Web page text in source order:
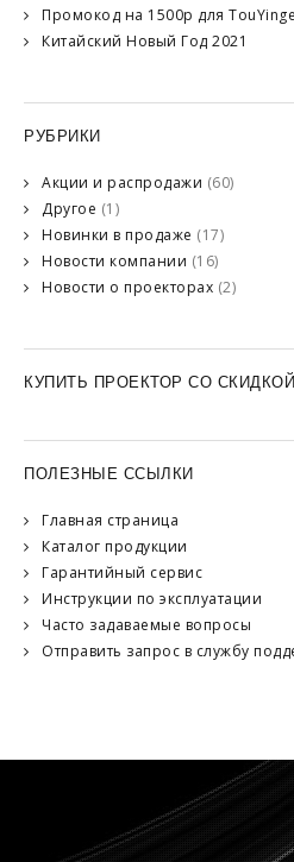
Промокод на 1500р для
Китайский Новый Год 2021
РУБРИКИ
Акции и распродажи (60)
Другое (1)
Новинки в продаже (17)
Новости компании (16)
Новости о проекторах (2)
КУПИТЬ ПРОЕКТОР СО СКИДКОЙ
ПОЛЕЗНЫЕ ССЫЛКИ
Главная страница
Каталог продукции
Гарантийный сервис
Инструкции по эксплуатации
Часто задаваемые вопросы
Отправить запрос в службу